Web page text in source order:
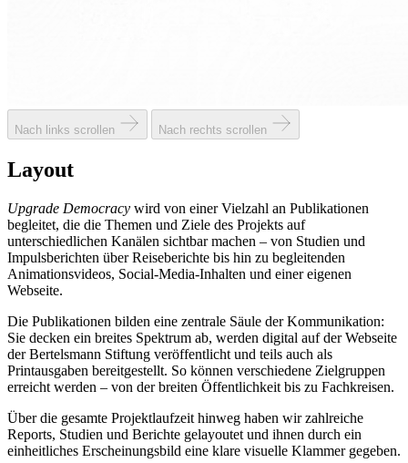
Nach links scrollen Nach rechts scrollen
Layout
Upgrade Democracy wird von einer Vielzahl an Publikationen
begleitet, die die Themen und Ziele des Projekts auf
unterschiedlichen Kanälen sichtbar machen – von Studien und
Impulsberichten über Reiseberichte bis hin zu begleitenden
Animationsvideos, Social-Media-Inhalten und einer eigenen
Webseite.
Die Publikationen bilden eine zentrale Säule der Kommunikation:
Sie decken ein breites Spektrum ab, werden digital auf der Webseite
der Bertelsmann Stiftung veröffentlicht und teils auch als
Printausgaben bereitgestellt. So können verschiedene Zielgruppen
erreicht werden – von der breiten Öffentlichkeit bis zu Fachkreisen.
Über die gesamte Projektlaufzeit hinweg haben wir zahlreiche
Reports, Studien und Berichte gelayoutet und ihnen durch ein
einheitliches Erscheinungsbild eine klare visuelle Klammer gegeben.